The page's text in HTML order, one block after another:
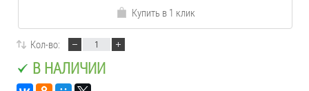
Купить в 1 клик
Кол-во:
В НАЛИЧИИ